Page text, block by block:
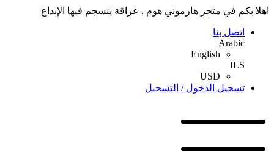
اهلا بكم في متجر هارموني هوم , عراقة ينسجم فيها الإبداع
اتصل بنا
Arabic
English
ILS
USD
تسجيل الدخول / التسجيل